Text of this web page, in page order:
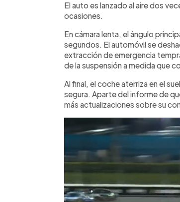
El auto es lanzado al aire dos
ocasiones.
En cámara lenta, el ángulo
segundos. El automóvil se
extracción de emergencia
de la suspensión a medida que
Al final, el coche aterriza en el
segura. Aparte del informe de
más actualizaciones sobre su